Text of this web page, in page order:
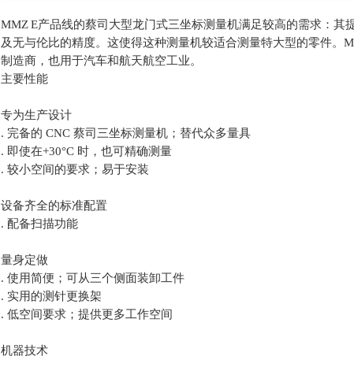
MMZ E产品线的蔡司大型龙门式三坐标测量机满足较高的需求：其
及无与伦比的精度。这使得这种测量机较适合测量特大型的零件。
制造商，也用于汽车和航天航空工业。
主要性能
专为生产设计
. 完备的 CNC 蔡司三坐标测量机 ；替代众多量具
. 即使在+30°C 时，也可精确测量
. 较小空间的要求；易于安装
设备齐全的标准配置
. 配备扫描功能
量身定做
. 使用简便；可从三个侧面装卸工件
. 实用的测针更换架
. 低空间要求；提供更多工作空间
机器技术